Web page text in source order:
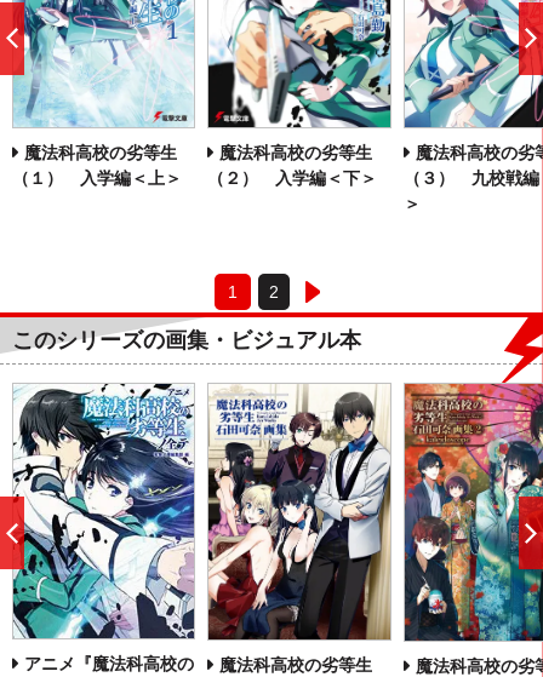
魔法科高校の劣等生
（１） 入学編＜上＞
魔法科高校の劣等生
（２） 入学編＜下＞
魔法科高校の劣
（３） 九校戦編
＞
1 2
前
へ
このシリーズの画集・ビジュアル本
アニメ『魔法科高校の
魔法科高校の劣等生
魔法科高校の
前
へ